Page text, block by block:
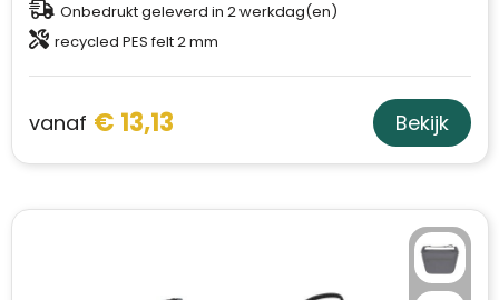
Onbedrukt geleverd in 2 werkdag(en)
recycled PES felt 2 mm
vanaf € 13,13 Bekijk